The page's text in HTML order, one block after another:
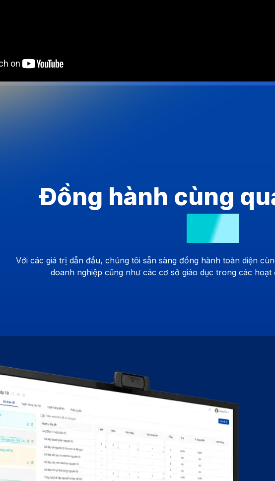
Đồng hành cùng
diện
Với các giá trị dẫn đầu, chúng tôi sẵn sàng đồng hành toàn diện
doanh nghiệp cũng như các cơ sở giáo dục trong các hoạt